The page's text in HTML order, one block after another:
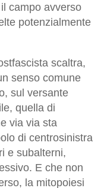
campo avverso
potenzialmente
scaltra,
senso comune
sul versante
quella di
via via sta
di centrosinistra
e subalterni,
E che non
la mitopoiesi